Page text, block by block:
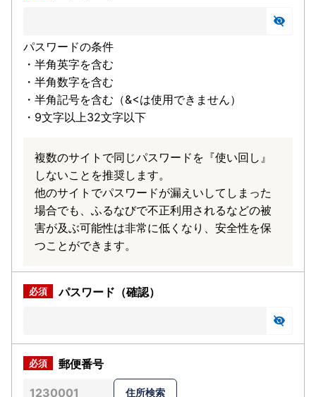
パスワードの条件
・半角英字を含む
・半角数字を含む
・半角記号を含む（&<は使用できません）
・9文字以上32文字以下
複数のサイトで同じパスワードを『使い回し』
しないことを推奨します。
他のサイトでパスワードが漏えいしてしまった
場合でも、ふるなびで不正利用されるなどの被
害が及ぶ可能性は非常に低くなり、安全性を保
つことができます。
パスワード（確認）
郵便番号